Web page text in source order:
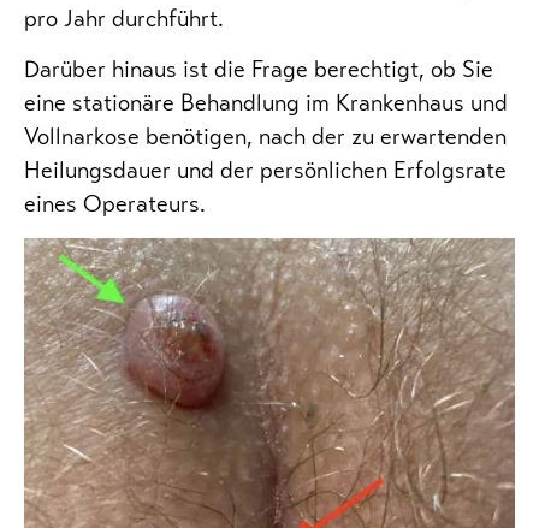
pro Jahr durchführt.
Darüber hinaus ist die Frage berechtigt, ob Sie
eine stationäre Behandlung im Krankenhaus und
Vollnarkose benötigen, nach der zu erwartenden
Heilungsdauer und der persönlichen Erfolgsrate
eines Operateurs.